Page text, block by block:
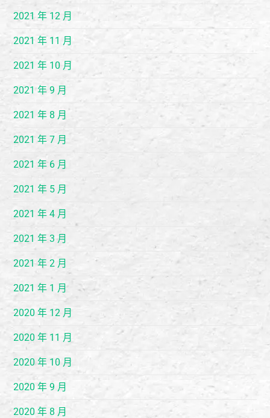
2021 年 12 月
2021 年 11 月
2021 年 10 月
2021 年 9 月
2021 年 8 月
2021 年 7 月
2021 年 6 月
2021 年 5 月
2021 年 4 月
2021 年 3 月
2021 年 2 月
2021 年 1 月
2020 年 12 月
2020 年 11 月
2020 年 10 月
2020 年 9 月
2020 年 8 月